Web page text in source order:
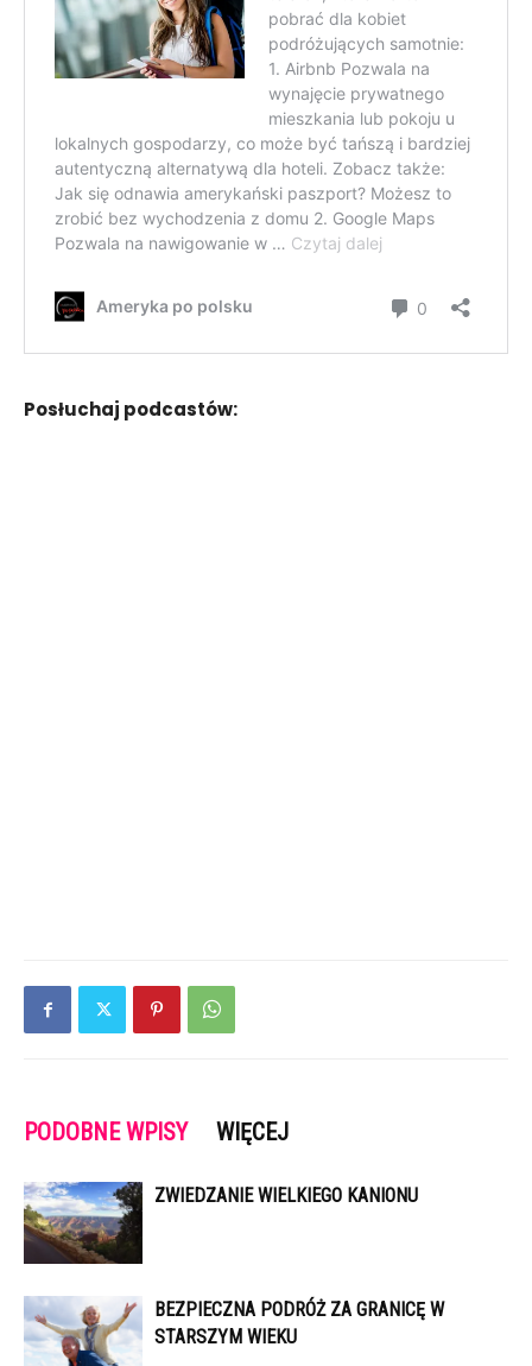
Posłuchaj podcastów:
PODOBNE WPISY WIĘCEJ
ZWIEDZANIE WIELKIEGO KANIONU
BEZPIECZNA PODRÓŻ ZA GRANICĘ W
STARSZYM WIEKU